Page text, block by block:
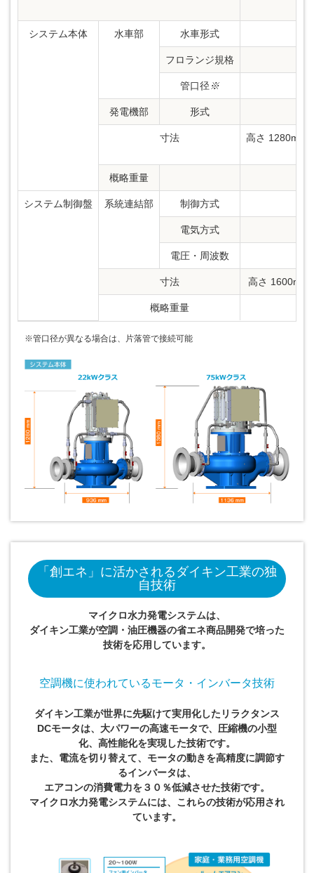
システム本体 水車部 水車形式
フロランジ規格
管口径 ※
発電機部 形式
寸法 高さ 1280mm
概略重量
システム制御盤 系統連結部 制御方式
電気方式
電圧・周波数
寸法 高さ
概略重量
※管口径が異なる場合は、片落管で接続可能
「創エネ」に活かされるダイキン工業の独
自技術
マイクロ水力発電システムは、
ダイキン工業が空調・油圧機器の省エネ商品開発で培った
技術を応用しています。
空調機に使われているモータ・インバータ技術
ダイキン工業が世界に先駆けて実用化したリラクタンス
DCモータは、大パワーの高速モータで、圧縮機の小型
化、高性能化を実現した技術です。
また、電流を切り替えて、モータの動きを高精度に調節す
るインバータは、
エアコンの消費電力を３０％低減させた技術です。
マイクロ水力発電システムには、これらの技術が応用され
ています。